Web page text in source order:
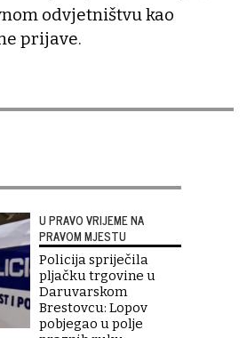
odvjetništvu kao
prijave.
U PRAVO VRIJEME NA
PRAVOM MJESTU
Policija spriječila
pljačku trgovine u
Daruvarskom
Brestovcu: Lopov
pobjegao u polje